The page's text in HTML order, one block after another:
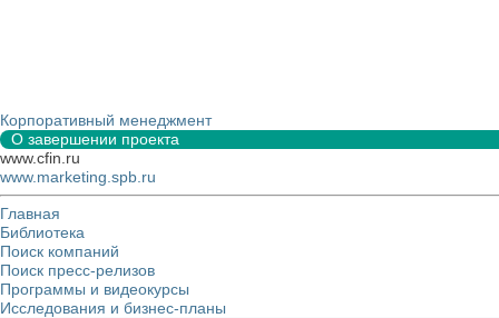
Корпоративный менеджмент
О завершении проекта
www.cfin.ru
www.marketing.spb.ru
Главная
Библиотека
Поиск компаний
Поиск пресс-релизов
Программы и видеокурсы
Исследования и бизнес-планы